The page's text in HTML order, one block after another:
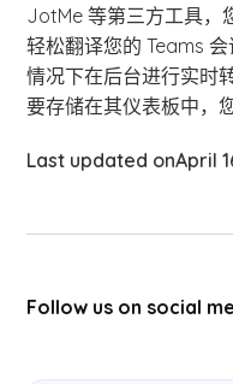
JotMe 等第三方工具，
轻松翻译您的 Teams
情况下在后台进行实时
要存储在其仪表板中，
Last updated onApril
Follow us on social